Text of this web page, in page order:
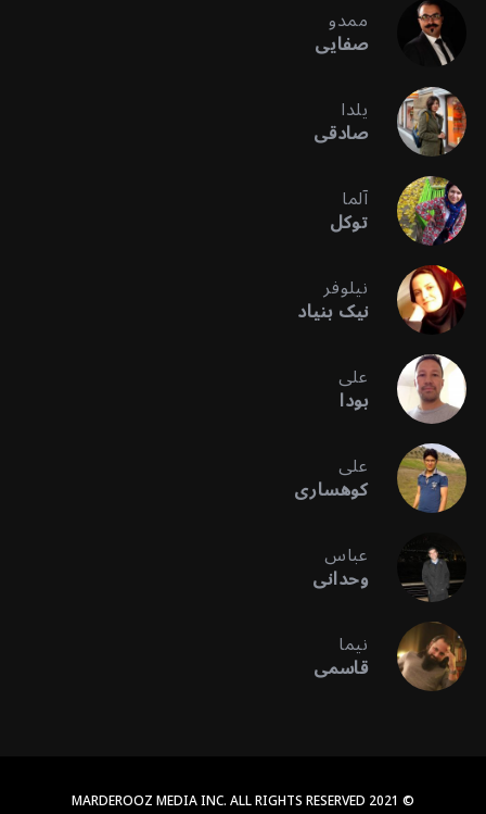
ممدو
صفایی
یلدا
صادقی
آلما
توکل
نیلوفر
نیک بنیاد
علی
بودا
علی
کوهساری
عباس
وحدانی
نیما
قاسمی
© 2021 MARDEROOZ MEDIA INC. ALL RIGHTS RESERVED